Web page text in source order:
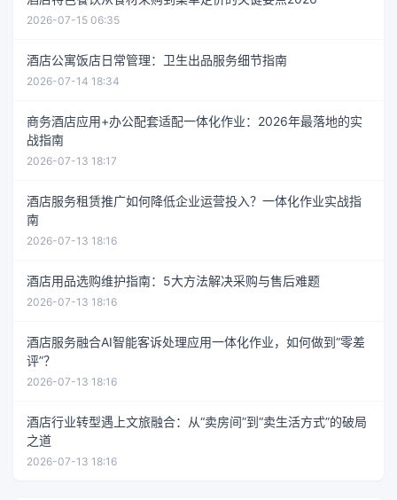
2026-07-15 06:35
酒店公寓饭店日常管理：卫生出品服务细节指南
2026-07-14 18:34
商务酒店应用+办公配套适配一体化作业：2026年最落地的实
战指南
2026-07-13 18:17
酒店服务租赁推广如何降低企业运营投入？一体化作业实战指
南
2026-07-13 18:16
酒店用品选购维护指南：5大方法解决采购与售后难题
2026-07-13 18:16
酒店服务融合AI智能客诉处理应用一体化作业，如何做到“零差
评”？
2026-07-13 18:16
酒店行业转型遇上文旅融合：从“卖房间”到“卖生活方式”的破局
之道
2026-07-13 18:16